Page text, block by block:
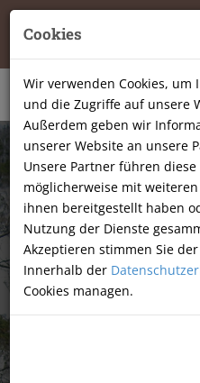
Cookies
Wir verwenden Cookies,
und die Zugriffe auf unsere
Außerdem geben wir
unserer Website an unsere
Unsere Partner führen
möglicherweise mit
ihnen bereitgestellt haben
Nutzung der Dienste
Akzeptieren stimmen Sie
Innerhalb der
Cookies managen.
|